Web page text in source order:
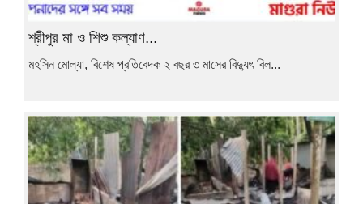
শ্রীপুর মা ও শিশু কল্যাণ...
মহসিন মোল্যা, বিশেষ প্রতিবেদক ২ বছর ৩ মাসের বিদ্যুৎ বিল...